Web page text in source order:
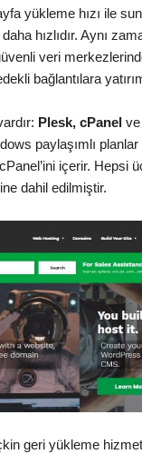
yükleme hızı ile
hızlıdır. Aynı
veri
bağlantılara
Plesk, cPanel
paylaşımlı
içerir. Hepsi
dahil edilmiştir.
geri yükleme